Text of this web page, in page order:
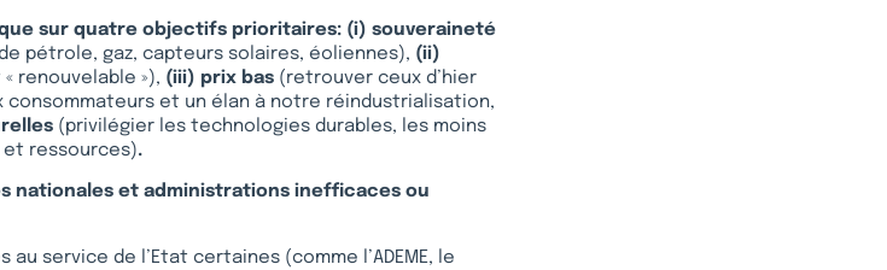
sur quatre objectifs prioritaires: (i) souveraineté
pétrole, gaz, capteurs solaires, éoliennes), (ii)
renouvelable »), (iii) prix bas (retrouver ceux d’hier
consommateurs et un élan à notre réindustrialisation,
(privilégier les technologies durables, les moins
et ressources).
nationales et administrations inefficaces ou
service de l’Etat certaines (comme l’ADEME, le